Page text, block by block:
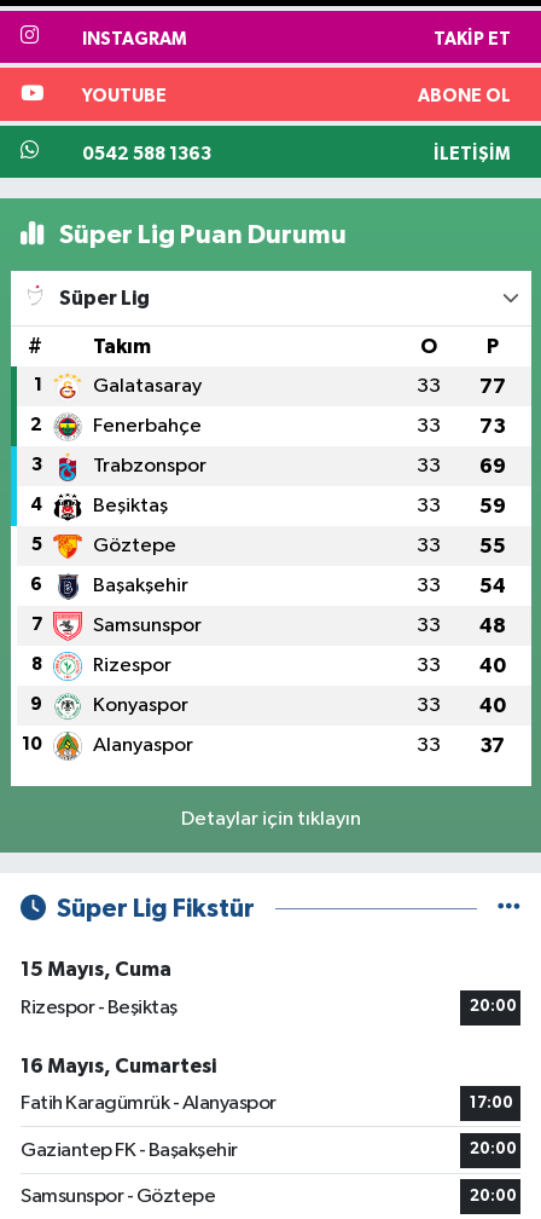
INSTAGRAM TAKIP ET
YOUTUBE ABONE OL
0542 588 1363 İLETIŞIM
Süper Lig Puan Durumu
Süper Lig
# Takım O P
1 Galatasaray 33 77
2 Fenerbahçe 33 73
3 Trabzonspor 33 69
4 Beşiktaş 33 59
5 Göztepe 33 55
6 Başakşehir 33 54
7 Samsunspor 33 48
8 Rizespor 33 40
9 Konyaspor 33 40
10 Alanyaspor 33 37
Detaylar için tıklayın
Süper Lig Fikstür
15 Mayıs, Cuma
Rizespor - Beşiktaş
20:00
16 Mayıs, Cumartesi
Fatih Karagümrük - Alanyaspor
17:00
Gaziantep FK - Başakşehir 20:00
Samsunspor - Göztepe 20:00